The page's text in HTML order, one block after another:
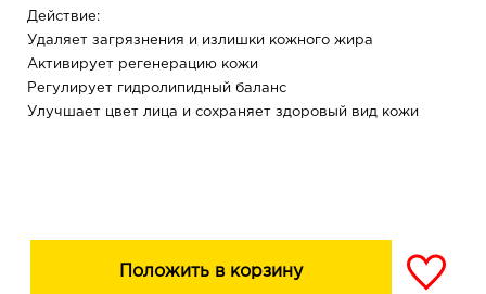
Действие:
Удаляет загрязнения и излишки кожного жира
Активирует регенерацию кожи
Регулирует гидролипидный баланс
Улучшает цвет лица и сохраняет здоровый вид кожи
Положить в корзину